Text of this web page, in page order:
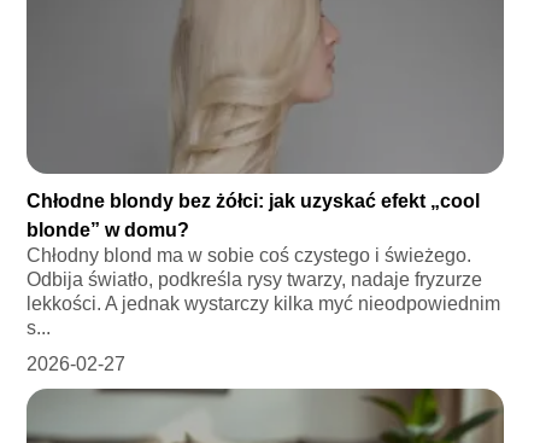
Chłodne blondy bez żółci: jak uzyskać efekt „cool
blonde” w domu?
Chłodny blond ma w sobie coś czystego i świeżego.
Odbija światło, podkreśla rysy twarzy, nadaje fryzurze
lekkości. A jednak wystarczy kilka myć nieodpowiednim
s...
2026-02-27